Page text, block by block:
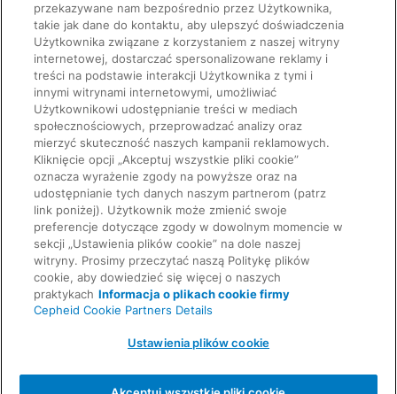
Szybkie łącza
O naszej firmie
Kariera
Skontaktuj się z nami
Ulotki informacyjne
Prawne
Ochrona prywatności
Zgodność, polityki i raporty
Warunki korzystania
Zaawansowany Kodeks Etyczny
Bezpieczeństwo produktów
Warunki sprzedaży
Znaki towarowe
Informacja o plikach cookie firmy
Cepheid Grant & Donation Program
Ustawienia plików cookie
Umowy
Umowa o przetwarzaniu danych
Społeczności partnerów
Information Security Terms and Conditions
GeneXpert®, Xpert® i I-CORE® to znaki towarowe
przekazywane nam bezpośrednio przez Użytkownika,
takie jak dane do kontaktu, aby ulepszyć doświadczenia
Użytkownika związane z korzystaniem z naszej witryny
internetowej, dostarczać spersonalizowane reklamy i
treści na podstawie interakcji Użytkownika z tymi i
innymi witrynami internetowymi, umożliwiać
Użytkownikowi udostępnianie treści w mediach
społecznościowych, przeprowadzać analizy oraz
mierzyć skuteczność naszych kampanii reklamowych.
Kliknięcie opcji „Akceptuj wszystkie pliki cookie”
oznacza wyrażenie zgody na powyższe oraz na
udostępnianie tych danych naszym partnerom (patrz
link poniżej). Użytkownik może zmienić swoje
preferencje dotyczące zgody w dowolnym momencie w
sekcji „Ustawienia plików cookie” na dole naszej
witryny. Prosimy przeczytać naszą Politykę plików
cookie, aby dowiedzieć się więcej o naszych
praktykach Informacja o plikach cookie firmy
Cepheid Cookie Partners Details
Ustawienia plików cookie